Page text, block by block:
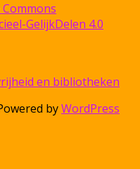
GelijkDelen 4.0
en bibliotheken
byWordPress